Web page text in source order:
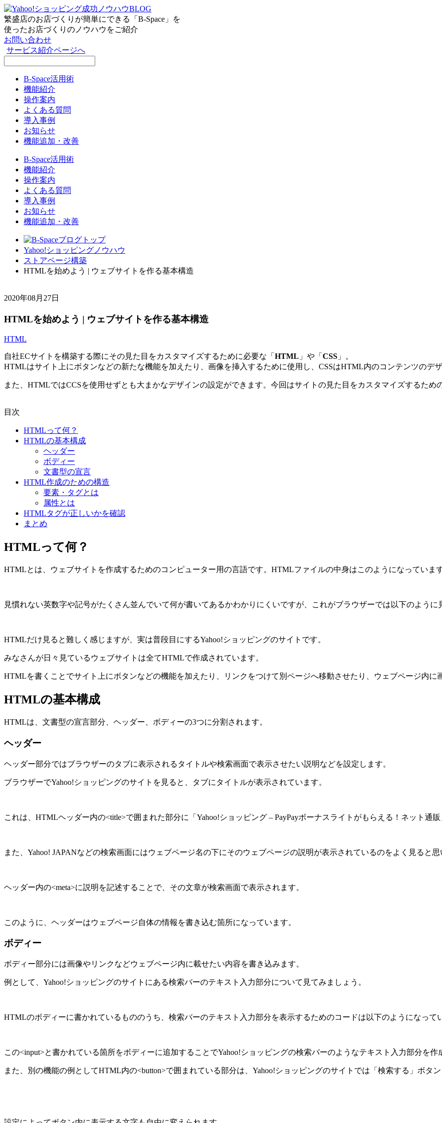
コ
ン
テ
ン
ツ
繁盛店のお店づくりが簡単にできる「B-Space」を
使ったお店づくりのノウハウをご紹介
お問い合わせ
サービス紹介ページへ
B-Space活用術
機能紹介
操作案内
よくある質問
導入事例
お知らせ
機能追加・改善
B-Space活用術
機能紹介
操作案内
よくある質問
導入事例
お知らせ
機能追加・改善
Yahoo!ショッピングノウハウ
ストアページ構築
HTMLを始めよう | ウェブサイトを作る基本構造
2020年08月27日
HTMLを始めよう | ウェブサイトを作る基本構造
HTML
自社ECサイトを構築する際にその見た目をカスタマイズするために必要な「 HTML 」や「 CSS 」。
HTMLはサイト上にボタンなどの新たな機能を加えたり、画像を挿入するために使用し、CSSはHTML内のコンテンツのデザ
また、HTMLではCCSを使用せずとも大まかなデザインの設定ができます。今回はサイトの見た目をカスタマイズするため
目次
HTMLって何？
HTMLの基本構成
ヘッダー
ボディー
文書型の宣言
HTML作成のための構造
要素・タグとは
属性とは
HTMLタグが正しいかを確認
まとめ
HTMLって何？
HTMLとは、ウェブサイトを作成するためのコンピューター用の言語です。HTMLファイルの中身はこのようになっています
見慣れない英数字や記号がたくさん並んでいて何が書いてあるかわかりにくいですが、これがブラウザーでは以下のように
HTMLだけ見ると難しく感じますが、実は普段目にするYahoo!ショッピングのサイトです。
みなさんが日々見ているウェブサイトは全てHTMLで作成されています。
HTMLを書くことでサイト上にボタンなどの機能を加えたり、リンクをつけて別ページへ移動させたり、ウェブページ内に
HTMLの基本構成
HTMLは、文書型の宣言部分、ヘッダー、ボディーの3つに分割されます。
ヘッダー
ヘッダー部分ではブラウザーのタブに表示されるタイトルや検索画面で表示させたい説明などを設定します。
ブラウザーでYahoo!ショッピングのサイトを見ると、タブにタイトルが表示されています。
これは、HTMLヘッダー内の<title>で囲まれた部分に「Yahoo!ショッピング – PayPayボーナスライトがもらえる！ネット通
また、Yahoo! JAPANなどの検索画面にはウェブページ名の下にそのウェブページの説明が表示されているのをよく見ると思
ヘッダー内の<meta>に説明を記述することで、その文章が検索画面で表示されます。
このように、ヘッダーはウェブページ自体の情報を書き込む箇所になっています。
ボディー
ボディー部分には画像やリンクなどウェブページ内に載せたい内容を書き込みます。
例として、Yahoo!ショッピングのサイトにある検索バーのテキスト入力部分について見てみましょう。
HTMLのボディーに書かれているもののうち、検索バーのテキスト入力部分を表示するためのコードは以下のようになって
この<input>と書かれている箇所をボディーに追加することでYahoo!ショッピングの検索バーのようなテキスト入力部分を作
また、別の機能の例としてHTML内の<button>で囲まれている部分は、Yahoo!ショッピングのサイトでは「検索する」ボタン